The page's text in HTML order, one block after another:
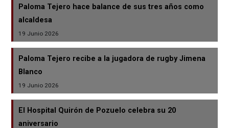
Paloma Tejero hace balance de sus tres años como
alcaldesa
19 Junio 2026
Paloma Tejero recibe a la jugadora de rugby Jimena
Blanco
19 Junio 2026
El Hospital Quirón de Pozuelo celebra su 20
aniversario